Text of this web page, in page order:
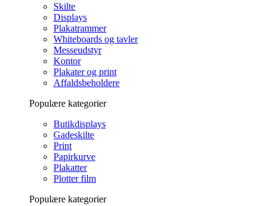
Skilte
Displays
Plakatrammer
Whiteboards og tavler
Messeudstyr
Kontor
Plakater og print
Affaldsbeholdere
Populære kategorier
Butikdisplays
Gadeskilte
Print
Papirkurve
Plakatter
Plotter film
Populære kategorier